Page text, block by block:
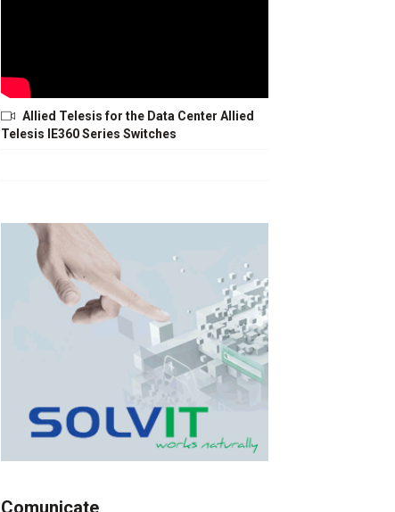
Allied Telesis for the Data Center Allied
Telesis IE360 Series Switches
Comunicate